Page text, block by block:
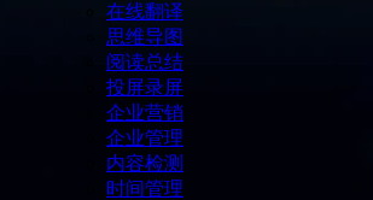
在线翻译
思维导图
阅读总结
投屏录屏
企业营销
企业管理
内容检测
时间管理